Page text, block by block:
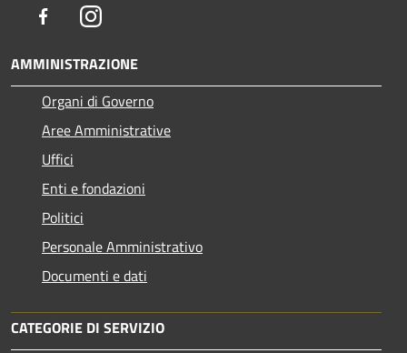
FacebookInstagram
AMMINISTRAZIONE
Organi di Governo
Aree Amministrative
Uffici
Enti e fondazioni
Politici
Personale Amministrativo
Documenti e dati
CATEGORIE DI SERVIZIO